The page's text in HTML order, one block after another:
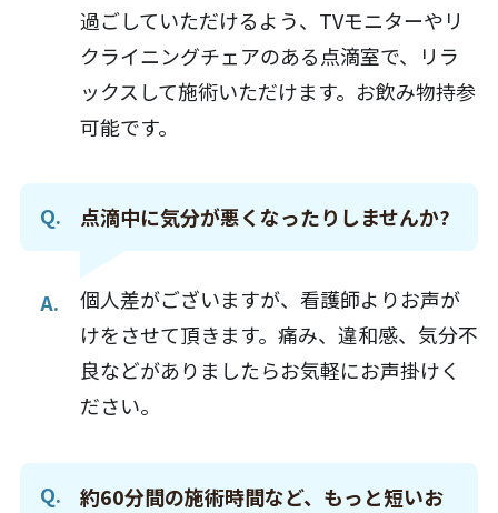
過ごしていただけるよう、TVモニターやリ
クライニングチェアのある点滴室で、リラ
ックスして施術いただけます。お飲み物持参
可能です。
点滴中に気分が悪くなったりしませんか?
個人差がございますが、看護師よりお声が
けをさせて頂きます。 痛み、違和感、気分不
良などがありましたらお気軽にお声掛けく
ださい。
約60分間の施術時間など、もっと短いお